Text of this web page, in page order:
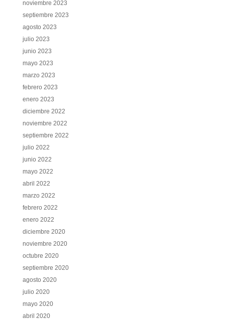
noviembre 2023
septiembre 2023
agosto 2023
julio 2023
junio 2023
mayo 2023
marzo 2023
febrero 2023
enero 2023
diciembre 2022
noviembre 2022
septiembre 2022
julio 2022
junio 2022
mayo 2022
abril 2022
marzo 2022
febrero 2022
enero 2022
diciembre 2020
noviembre 2020
octubre 2020
septiembre 2020
agosto 2020
julio 2020
mayo 2020
abril 2020